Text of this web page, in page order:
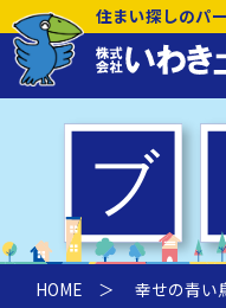
住まい探しのパ
HOME ＞ 幸せの青い